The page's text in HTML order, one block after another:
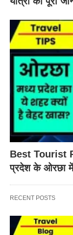
Best Tourist
प्रदेश के ओरछा में
RECENT POSTS